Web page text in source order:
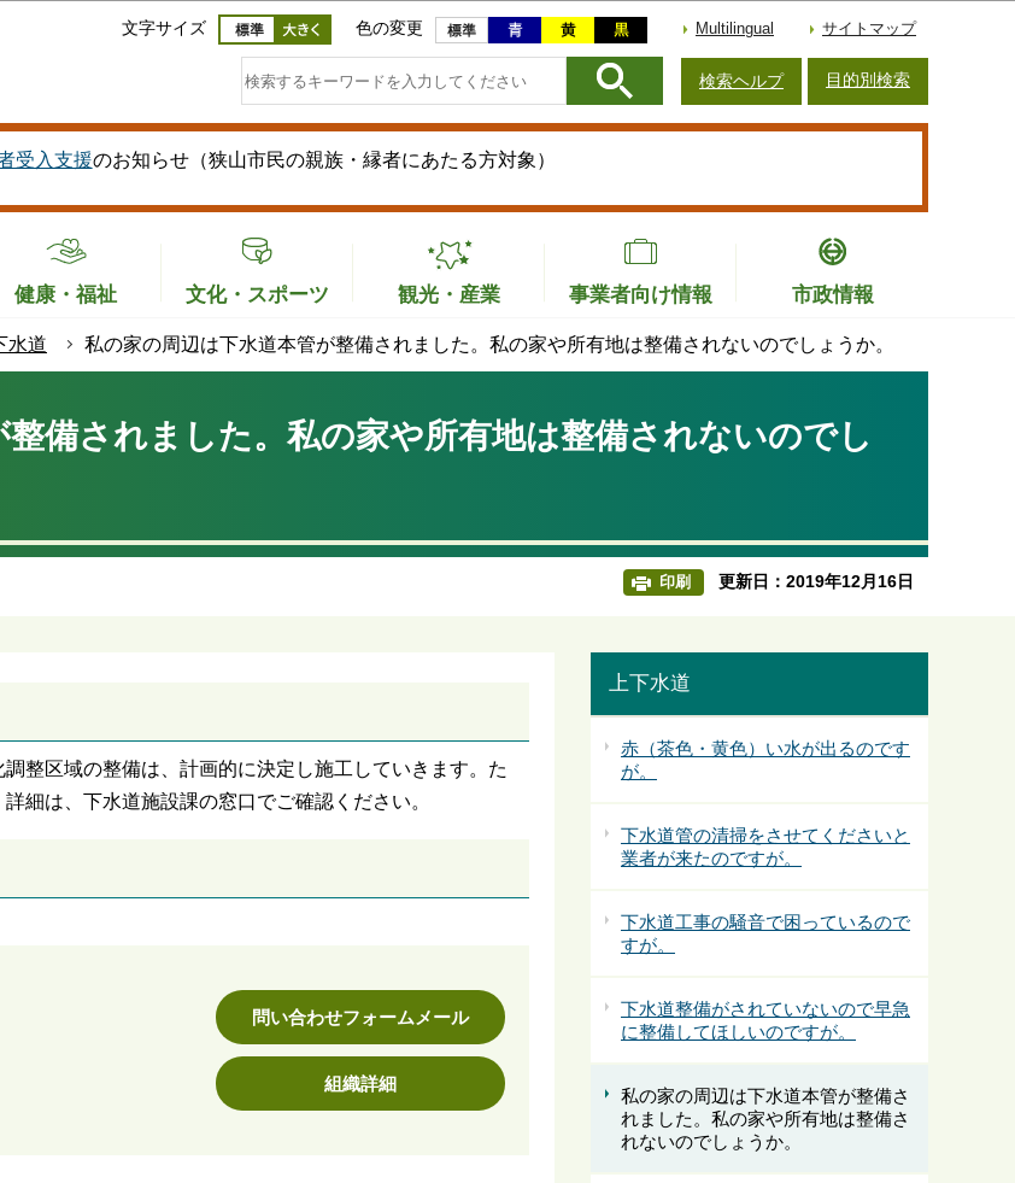
このページの本文へ移動
文字サイズ 色の変更 Multilingual サイトマップ
検索ヘルプ 目的別検索
受入支援のお知らせ（狭山市民の親族・縁者にあたる方対象）
健康・福祉 文化・スポーツ 観光・産業 事業者向け情報 市政情報
水道 私の家の周辺は下水道本管が整備されました。私の家や所有地は整備されないのでしょうか。
備されました。私の家や所有地は整備されないのでし
印刷 更新日：2019年12月16日
整区域の整備は、計画的に決定し施工していきます。た
細は、下水道施設課の窓口でご確認ください。
問い合わせフォームメール
組織詳細
上下水道
赤（茶色・黄色）い水が出るのです
が。
下水道管の清掃をさせてくださいと
業者が来たのですが。
下水道工事の騒音で困っているので
すが。
下水道整備がされていないので早急
に整備してほしいのですが。
私の家の周辺は下水道本管が整備さ
れました。私の家や所有地は整備さ
れないのでしょうか。